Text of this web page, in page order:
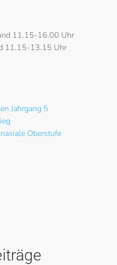
11.15-16.00 Uhr
11.15-13.15 Uhr
Jahrgang 5
Oberstufe